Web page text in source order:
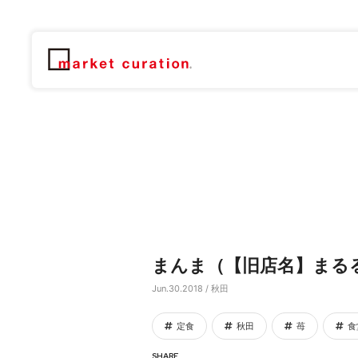
まんま（【旧店名】まる
Jun.30.2018 / 秋田
定食 秋田 苺 食